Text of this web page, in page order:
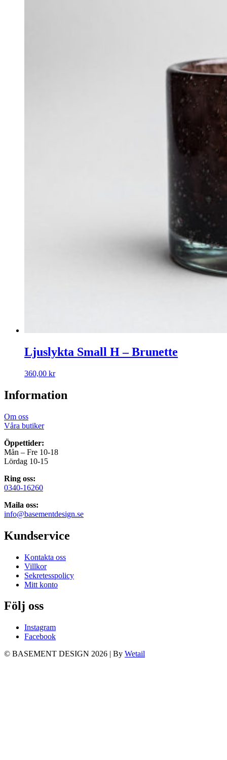
Ljuslykta Small H – Brunette
360,00 kr
Information
Om oss
Våra butiker
Öppettider:
Mån – Fre 10-18
Lördag 10-15
Ring oss:
0340-16260
Maila oss:
info@basementdesign.se
Kundservice
Kontakta oss
Villkor
Sekretesspolicy
Mitt konto
Följ oss
Instagram
Facebook
© BASEMENT DESIGN 2026 | By Wetail